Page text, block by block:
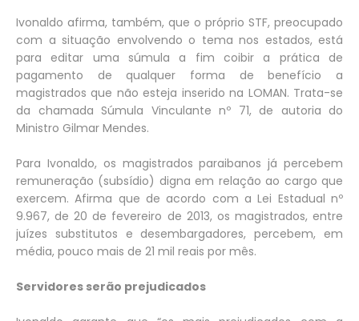
Ivonaldo afirma, também, que o próprio STF, preocupado
com a situação envolvendo o tema nos estados, está
para editar uma súmula a fim coibir a prática de
pagamento de qualquer forma de benefício a
magistrados que não esteja inserido na LOMAN. Trata-se
da chamada Súmula Vinculante nº 71, de autoria do
Ministro Gilmar Mendes.
Para Ivonaldo, os magistrados paraibanos já percebem
remuneração (subsídio) digna em relação ao cargo que
exercem. Afirma que de acordo com a Lei Estadual nº
9.967, de 20 de fevereiro de 2013, os magistrados, entre
juízes substitutos e desembargadores, percebem, em
média, pouco mais de 21 mil reais por mês.
Servidores serão prejudicados